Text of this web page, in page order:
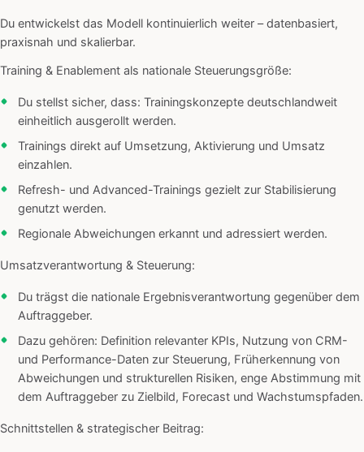
Du entwickelst das Modell kontinuierlich weiter – datenbasiert,
praxisnah und skalierbar.
Training & Enablement als nationale Steuerungsgröße:
Du stellst sicher, dass: Trainingskonzepte deutschlandweit
einheitlich ausgerollt werden.
Trainings direkt auf Umsetzung, Aktivierung und Umsatz
einzahlen.
Refresh- und Advanced-Trainings gezielt zur Stabilisierung
genutzt werden.
Regionale Abweichungen erkannt und adressiert werden.
Umsatzverantwortung & Steuerung:
Du trägst die nationale Ergebnisverantwortung gegenüber dem
Auftraggeber.
Dazu gehören: Definition relevanter KPIs, Nutzung von CRM-
und Performance-Daten zur Steuerung, Früherkennung von
Abweichungen und strukturellen Risiken, enge Abstimmung mit
dem Auftraggeber zu Zielbild, Forecast und Wachstumspfaden.
Schnittstellen & strategischer Beitrag: